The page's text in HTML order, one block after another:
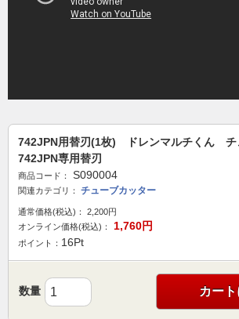
742JPN用替刃(1枚) ドレンマルチくん チ
742JPN専用替刃
商品コード： S090004
関連カテゴリ： チューブカッター
通常価格(税込)： 2,200円
オンライン価格(税込)：
1,760円
ポイント： 16Pt
数量 カー